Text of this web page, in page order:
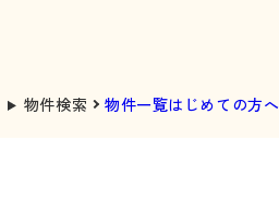
物件検索 物件一覧はじめての方へ